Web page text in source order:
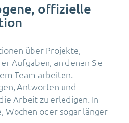
offizielle
über Projekte,
Aufgaben, an denen Sie
Team arbeiten.
Antworten und
Arbeit zu erledigen. In
Wochen oder sogar länger